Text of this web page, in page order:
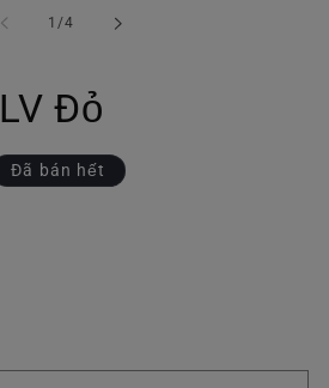
1/trong
4
Đỏ
Đã bán hết